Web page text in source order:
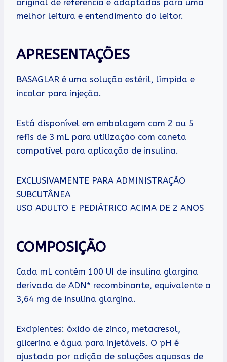
melhor leitura e entendimento do leitor.
APRESENTAÇÕES
BASAGLAR é uma solução estéril, límpida e
incolor para injeção.
Está disponível em embalagem com 2 ou 5
refis de 3 mL para utilização com caneta
compatível para aplicação de insulina.
EXCLUSIVAMENTE PARA ADMINISTRAÇÃO
SUBCUTÂNEA
USO ADULTO E PEDIÁTRICO ACIMA DE 2 ANOS
COMPOSIÇÃO
Cada mL contém 100 UI de insulina glargina
derivada de ADN* recombinante, equivalente a
3,64 mg de insulina glargina.
Excipientes: óxido de zinco, metacresol,
glicerina e água para injetáveis. O pH é
ajustado por adição de soluções aquosas de